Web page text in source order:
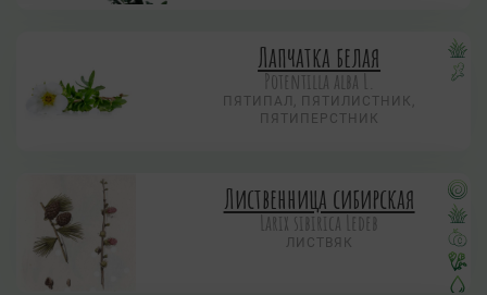
Лапчатка белая
Potentilla alba L.
ПЯТИПАЛ, ПЯТИЛИСТНИК,
ПЯТИПЕРСТНИК
Лиственница сибирская
Larix sibirica Ledeb
ЛИСТВЯК